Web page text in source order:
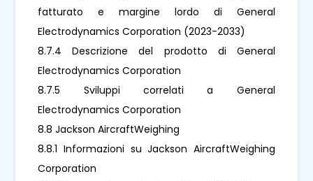
fatturato e margine lordo di General
Electrodynamics Corporation (2023-2033)
8.7.4 Descrizione del prodotto di General
Electrodynamics Corporation
8.7.5 Sviluppi correlati a General
Electrodynamics Corporation
8.8 Jackson AircraftWeighing
8.8.1 Informazioni su Jackson AircraftWeighing
Corporation